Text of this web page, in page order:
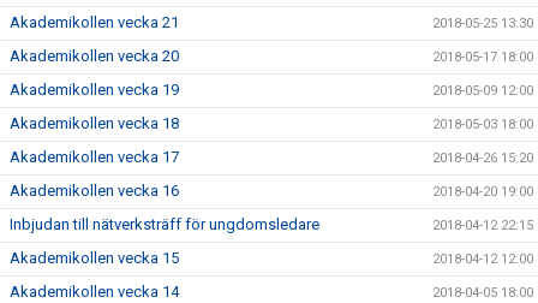
Akademikollen vecka 21 2018-05-25 13:30
Akademikollen vecka 20 2018-05-17 18:00
Akademikollen vecka 19 2018-05-09 12:00
Akademikollen vecka 18 2018-05-03 18:00
Akademikollen vecka 17 2018-04-26 15:20
Akademikollen vecka 16 2018-04-20 19:00
Inbjudan till nätverksträff för ungdomsledare 2018-04-12 22:15
Akademikollen vecka 15 2018-04-12 12:00
Akademikollen vecka 14 2018-04-05 18:00